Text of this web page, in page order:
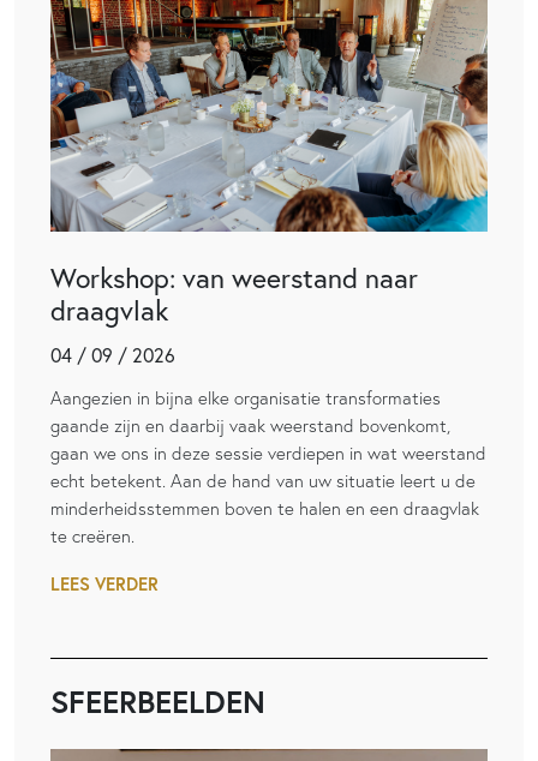
Workshop: van weerstand naar
draagvlak
04 / 09 / 2026
Aangezien in bijna elke organisatie transformaties
gaande zijn en daarbij vaak weerstand bovenkomt,
gaan we ons in deze sessie verdiepen in wat weerstand
echt betekent. Aan de hand van uw situatie leert u de
minderheidsstemmen boven te halen en een draagvlak
te creëren.
LEES VERDER
SFEERBEELDEN